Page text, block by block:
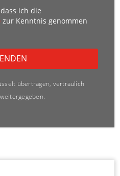
ich die
zur Kenntnis genommen
übertragen, vertraulich